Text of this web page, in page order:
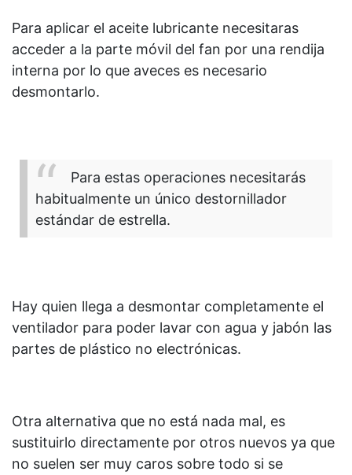
Para aplicar el aceite lubricante necesitaras
acceder a la parte móvil del fan por una rendija
interna por lo que aveces es necesario
desmontarlo.
Para estas operaciones necesitarás
habitualmente un único destornillador
estándar de estrella.
Hay quien llega a desmontar completamente el
ventilador para poder lavar con agua y jabón las
partes de plástico no electrónicas.
Otra alternativa que no está nada mal, es
sustituirlo directamente por otros nuevos ya que
no suelen ser muy caros sobre todo si se